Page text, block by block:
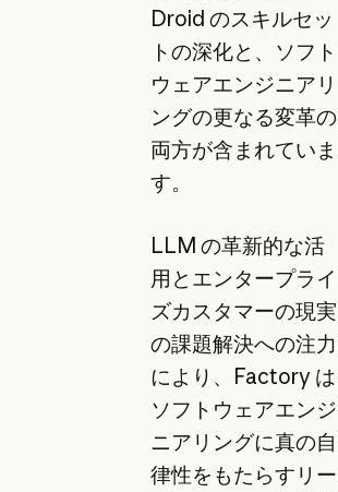
Droid のスキルセッ
トの深化と、ソフト
ウェアエンジニアリ
ングの更なる変革の
両方が含まれていま
す。
LLM の革新的な活
用とエンタープライ
ズカスタマーの現実
の課題解決への注力
により、Factory は
ソフトウェアエンジ
ニアリングに真の自
律性をもたらすリー